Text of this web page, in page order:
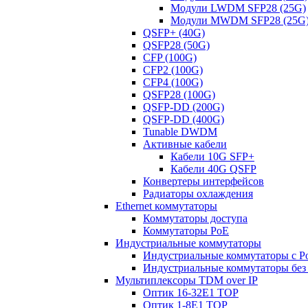
Модули LWDM SFP28 (25G)
Модули MWDM SFP28
QSFP+ (40G)
QSFP28 (50G)
CFP (100G)
CFP2 (100G)
CFP4 (100G)
QSFP28 (100G)
QSFP-DD (200G)
QSFP-DD (400G)
Tunable DWDM
Активные кабели
Кабели 10G SFP+
Кабели 40G QSFP
Конвертеры интерфейсов
Радиаторы охлаждения
Ethernet коммутаторы
Коммутаторы доступа
Коммутаторы PoE
Индустриальные коммутаторы
Индустриальные коммутаторы с
Индустриальные коммутаторы без
Мультиплексоры TDM over IP
Оптик 16-32E1 TOP
Оптик 1-8E1 TOP